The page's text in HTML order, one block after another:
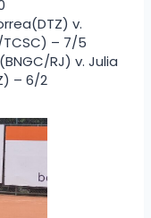
v.
– 7/5
RJ) v. Julia
– 6/2